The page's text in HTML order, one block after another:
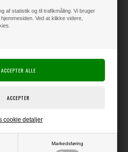
af statistik og til trafikmåling. Vi bruger
Ved at klikke videre,
Markedsføring
cookie detaljer